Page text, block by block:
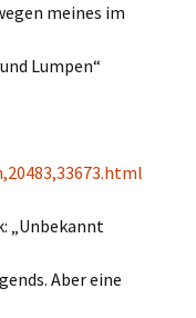
meines im
Lumpen“
„Unbekannt
Aber eine